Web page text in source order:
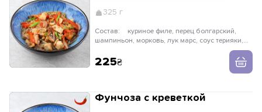
325 г
Состав:
шампиньон, морковь, лук марс, соус терияки,
225
Фунчоза с креветкой